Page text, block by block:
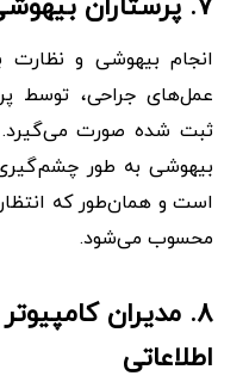
انجام بیهوشی و نظارت
عمل‌های جراحی، توسط
ثبت شده صورت می‌گیرد.
بیهوشی به طور
است و همان‌طور که
محسوب می‌شود.
۸. مدیران
اطلاعاتی